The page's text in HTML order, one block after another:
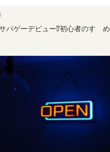
バゲーデビュー⁉初心者のすゝめ